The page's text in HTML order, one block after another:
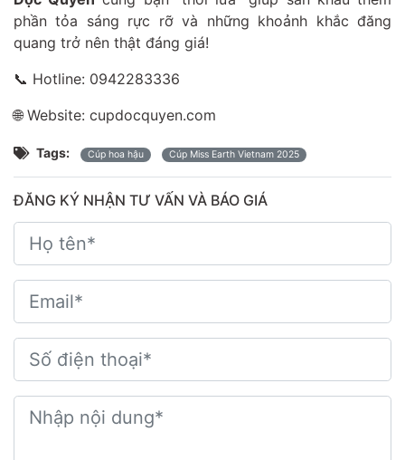
phần tỏa sáng rực rỡ và những khoảnh khắc đăng
quang trở nên thật đáng giá!
📞 Hotline: 0942283336
🌐 Website: cupdocquyen.com
Tags: Cúp hoa hậu Cúp Miss Earth Vietnam 2025
ĐĂNG KÝ NHẬN TƯ VẤN VÀ BÁO GIÁ